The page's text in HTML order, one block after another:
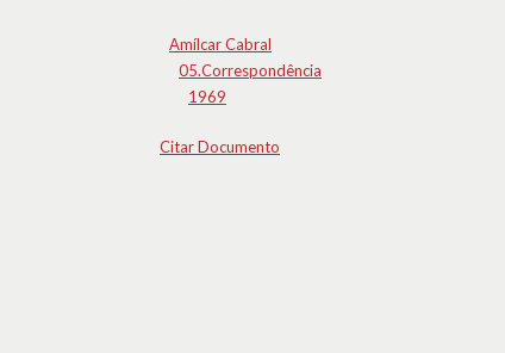
Amílcar Cabral
05.Correspondência
1969
Citar Documento